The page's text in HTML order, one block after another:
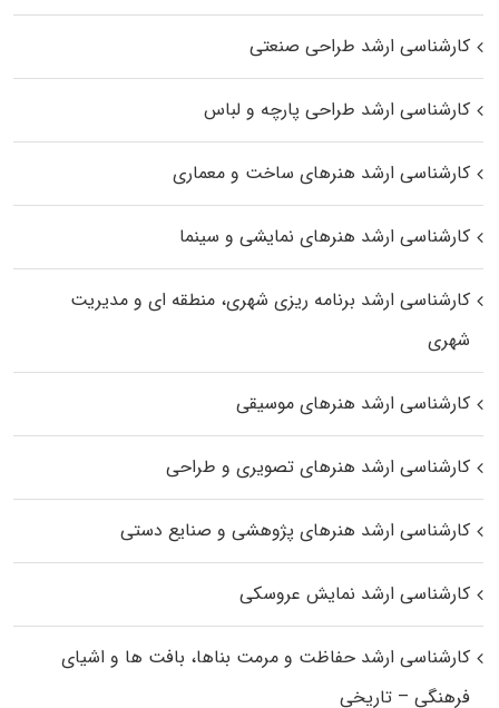
کارشناسی ارشد طراحی صنعتی
کارشناسی ارشد طراحی پارچه و لباس
کارشناسی ارشد هنرهای ساخت و معماری
کارشناسی ارشد هنرهای نمایشی و سینما
کارشناسی ارشد برنامه ریزی شهری، منطقه‌ ای و مدیریت
شهری
کارشناسی ارشد هنرهای موسیقی
کارشناسی ارشد هنرهای تصویری و طراحی
کارشناسی ارشد هنرهای پژوهشی و صنایع دستی
کارشناسی ارشد نمایش عروسکی
کارشناسی ارشد حفاظت و مرمت بناها، بافت‌ ها و اشیای
فرهنگی – تاریخی